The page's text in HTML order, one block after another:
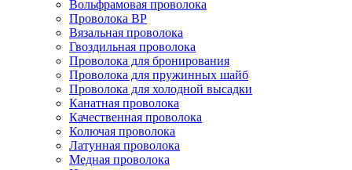
Вольфрамовая проволока
Проволока ВР
Вязальная проволока
Гвоздильная проволока
Проволока для бронирования
Проволока для пружинных шайб
Проволока для холодной высадки
Канатная проволока
Качественная проволока
Колючая проволока
Латунная проволока
Медная проволока